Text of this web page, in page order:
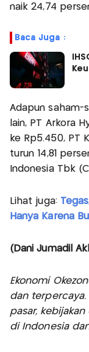
naik 24,74
Baca Juga :
Adapun saham-
lain, PT Arkora
ke Rp5.450, PT
turun 14,81
Indonesia Tbk
Lihat juga:
Hanya Karena
(Dani Jumadil
Ekonomi
dan
pasar,
di Indonesia